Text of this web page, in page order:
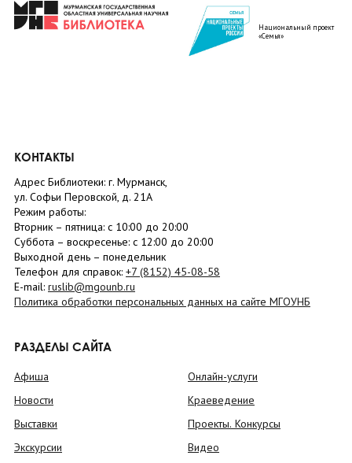
Национальный проект
«Семья»
КОНТАКТЫ
Адрес Библиотеки: г. Мурманск,
ул. Софьи Перовской, д. 21А
Режим работы:
Вторник – пятница: с 10:00 до 20:00
Суббота – воскресенье: c 12:00 до 20:00
Выходной день – понедельник
Телефон для справок: +7 (8152) 45-08-58
E-mail: ruslib@mgounb.ru
Политика обработки персональных данных на сайте МГОУНБ
РАЗДЕЛЫ САЙТА
Афиша
Новости
Выставки
Экскурсии
Онлайн-услуги
Краеведение
Проекты. Конкурсы
Видео